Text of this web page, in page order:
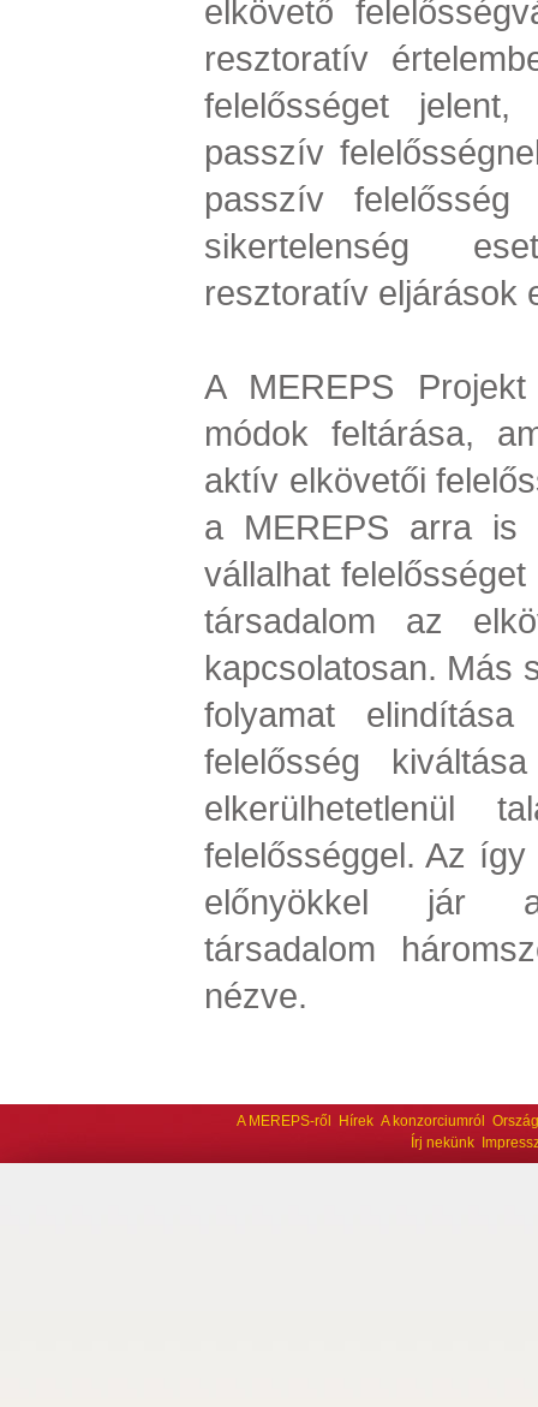
elkövető
resztoratív
felelősséget
passzív
passzív
sikertelenség
resztoratív eljárások
A MEREPS
módok feltárása,
aktív elkövetői
a MEREPS arra is
vállalhat
társadalom az
kapcsolatosan. Más
folyamat
felelősség
elkerülhetetlenül
felelősséggel. Az
előnyökkel jár
társadalom
nézve.
A MEREPS-ről Hírek A konzorciumról
Írj nekünk